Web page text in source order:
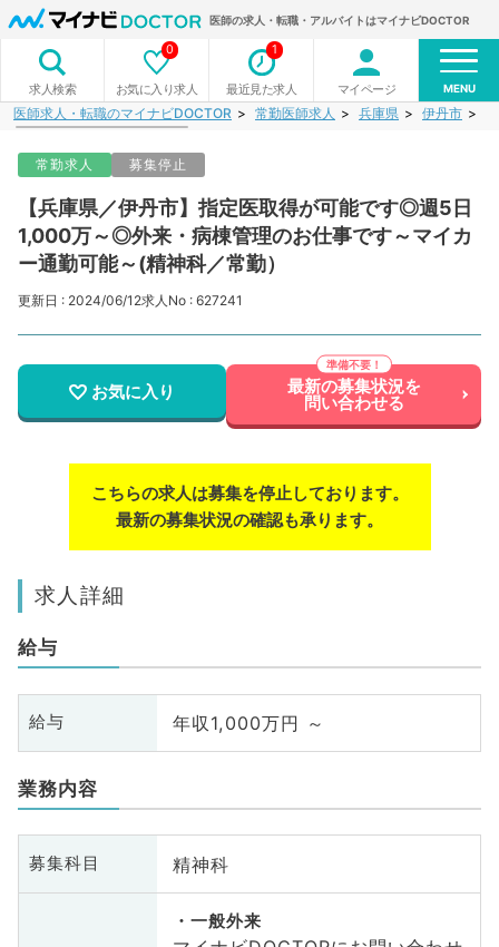
医師の求人・転職・アルバイトはマイナビDOCTOR
求人検索 お気に入り求人
0
最近見た求人
1
マイページ MENU
医師求人・転職のマイナビDOCTOR 常勤医師求人 兵庫県 伊丹市
常勤求人 募集停止
【兵庫県／伊丹市】指定医取得が可能です◎週5日
1,000万～◎外来・病棟管理のお仕事です～マイカ
ー通勤可能～(精神科／常勤）
更新日 : 2024/06/12求人No : 627241
お気に入り 最新の募集状況を
問い合わせる
こちらの求人は募集を停止しております。
最新の募集状況の確認も承ります。
求人詳細
給与
給与 年収1,000万円 ～
業務内容
募集科目 精神科
一般外来